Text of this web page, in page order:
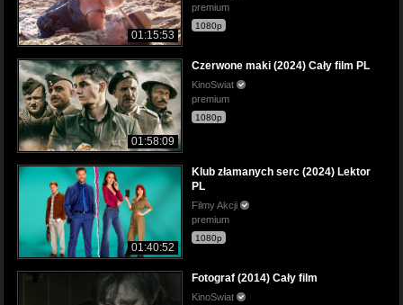
01:15:53
premium
1080p
01:58:09
Czerwone maki (2024) Cały film PL
KinoSwiat
premium
1080p
01:40:52
Klub złamanych serc (2024) Lektor
PL
Filmy Akcji
premium
1080p
Fotograf (2014) Cały film
KinoSwiat